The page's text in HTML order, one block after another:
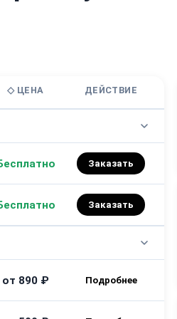
◇ ЦЕНА ДЕЙСТВИЕ
Заказать
Заказать
от 890 ₽